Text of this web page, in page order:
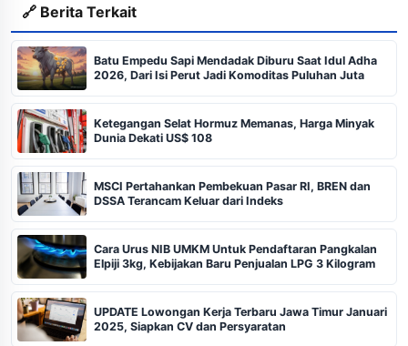
🔗 Berita Terkait
Batu Empedu Sapi Mendadak Diburu Saat Idul Adha
2026, Dari Isi Perut Jadi Komoditas Puluhan Juta
Ketegangan Selat Hormuz Memanas, Harga Minyak
Dunia Dekati US$ 108
MSCI Pertahankan Pembekuan Pasar RI, BREN dan
DSSA Terancam Keluar dari Indeks
Cara Urus NIB UMKM Untuk Pendaftaran Pangkalan
Elpiji 3kg, Kebijakan Baru Penjualan LPG 3 Kilogram
UPDATE Lowongan Kerja Terbaru Jawa Timur Januari
2025, Siapkan CV dan Persyaratan